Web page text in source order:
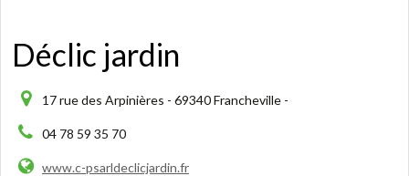
Déclic jardin
17 rue des Arpinières - 69340 Francheville -
04 78 59 35 70
www.c-psarldeclicjardin.fr